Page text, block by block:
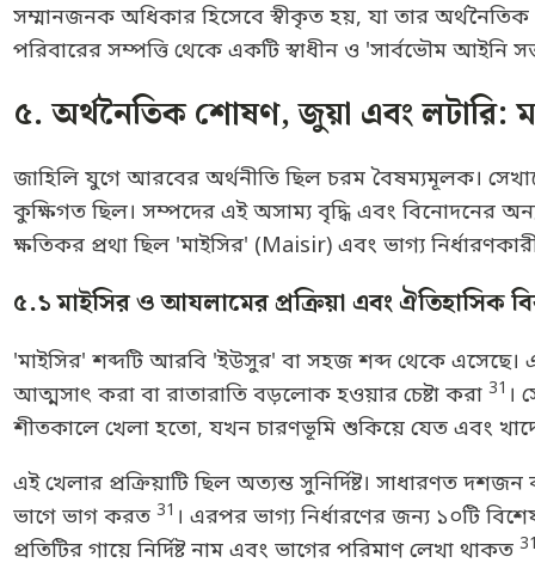
সম্মানজনক অধিকার হিসেবে স্বীকৃত হয়, যা তার
পরিবারের সম্পত্তি থেকে একটি স্বাধীন ও 'সার্বভৌম আইনি
৫. অর্থনৈতিক শোষণ, জুয়া এবং লটারি:
জাহিলি যুগে আরবের অর্থনীতি ছিল চরম বৈষম্যমূলক।
কুক্ষিগত ছিল। সম্পদের এই অসাম্য বৃদ্ধি এবং বিনোদনের
ক্ষতিকর প্রথা ছিল 'মাইসির' (Maisir) এবং ভাগ্য
৫.১ মাইসির ও আযলামের প্রক্রিয়া এবং ঐতিহাসিক
'মাইসির' শব্দটি আরবি 'ইউসুর' বা সহজ শব্দ থেকে
আত্মসাৎ করা বা রাতারাতি বড়লোক হওয়ার চেষ্টা করা 31 ।
শীতকালে খেলা হতো, যখন চারণভূমি শুকিয়ে যেত এবং
এই খেলার প্রক্রিয়াটি ছিল অত্যন্ত সুনির্দিষ্ট। সাধারণত
ভাগে ভাগ করত 31 । এরপর ভাগ্য নির্ধারণের জন্য ১০টি
প্রতিটির গায়ে নির্দিষ্ট নাম এবং ভাগের পরিমাণ লেখা থাকত